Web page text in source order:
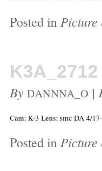
Posted in Picture
K3A_2712
By DANNNA_O |
Cam: K-3 Lens: smc DA 4/
Posted in Picture